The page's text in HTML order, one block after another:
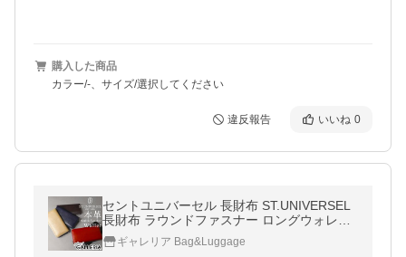
購入した商品
カラー/-、サイズ/選択してください
違反報告 いいね 0
セントユニバーセル 長財布 ST.UNIVERSEL
長財布 ラウンドファスナー ロングウォレッ
ト レザー 本革 メンズ レディース STU-SK3
01 ギャレリア Bag&Luggage